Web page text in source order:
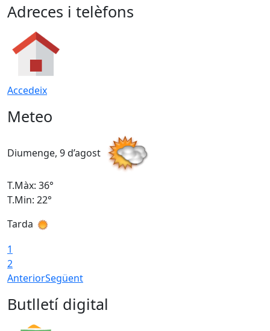
Adreces i telèfons
Accedeix
Meteo
Diumenge, 9 d’agost
T.Màx: 36°
T.Min: 22°
Tarda
1
2
AnteriorSegüent
Butlletí digital